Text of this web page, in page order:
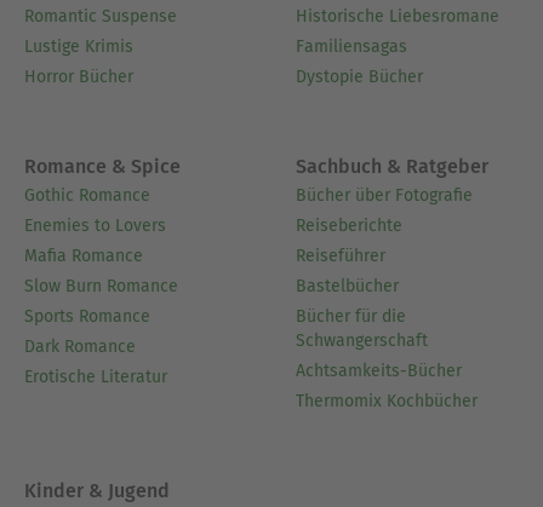
Romantic Suspense
Lustige Krimis
Horror Bücher
Historische Liebesromane
Familiensagas
Dystopie Bücher
Romance & Spice
Gothic Romance
Enemies to Lovers
Mafia Romance
Slow Burn Romance
Sports Romance
Dark Romance
Erotische Literatur
Sachbuch & Ratgeber
Bücher über Fotografie
Reiseberichte
Reiseführer
Bastelbücher
Bücher für die
Schwangerschaft
Achtsamkeits-Bücher
Thermomix Kochbücher
Kinder & Jugend